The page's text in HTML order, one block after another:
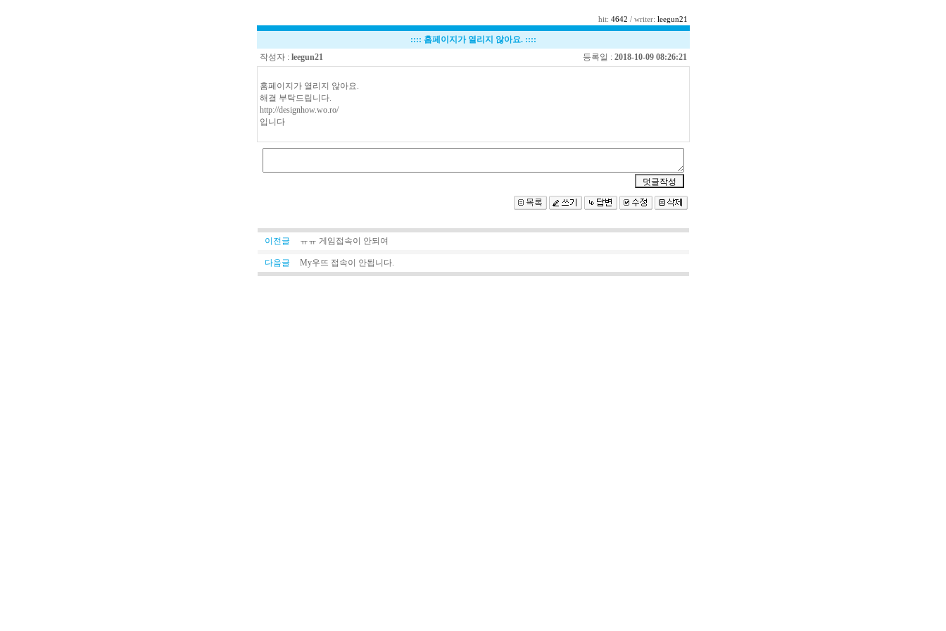
hit: 4642 / writer: leegun21
:::: 홈페이지가 열리지 않아요.::::
작성자 : leegun21 등록일 : 2018-10-09 08:26:21
홈페이지가 열리지 않아요.
해결 부탁드립니다.
http://designhow.wo.ro/
입니다
이전글 ㅠㅠ 게임접속이 안되여
다음글 My우뜨 접속이 안됩니다.